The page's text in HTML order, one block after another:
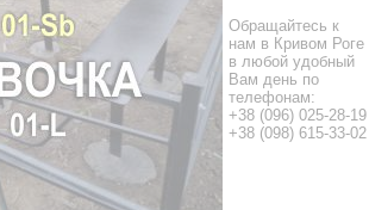
Обращайтесь к
нам в Кривом Роге
в любой удобный
Вам день по
телефонам:
+38 (096) 025-28-19
+38 (098) 615-33-02